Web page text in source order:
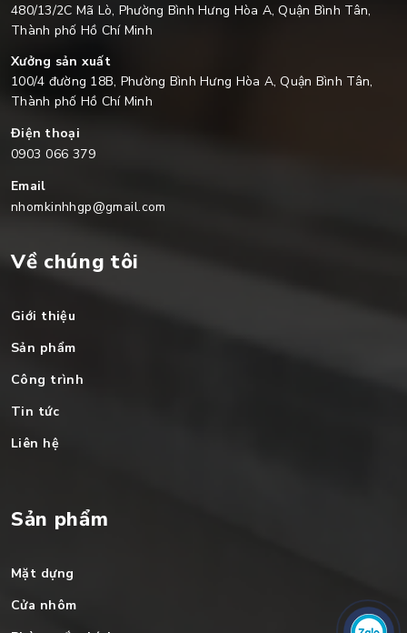
480/13/2C Mã Lò, Phường Bình Hưng Hòa A, Quận Bình Tân,
Thành phố Hồ Chí Minh
Xưởng sản xuất
100/4 đường 18B, Phường Bình Hưng Hòa A, Quận Bình Tân,
Thành phố Hồ Chí Minh
Điện thoại
0903 066 379
Email
nhomkinhhgp@gmail.com
Về chúng tôi
Giới thiệu
Sản phẩm
Công trình
Tin tức
Liên hệ
Sản phẩm
Mặt dựng
Cửa nhôm